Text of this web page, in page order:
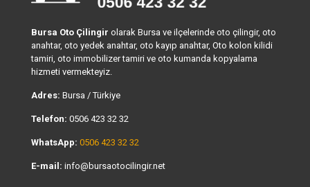
Bursa Oto Çilingir olarak Bursa ve ilçelerinde oto çilingir, oto
anahtar, oto yedek anahtar, oto kayıp anahtar, Oto kolon kilidi
tamiri, oto immobilizer tamiri ve oto kumanda kopyalama
hizmeti vermekteyiz.
Adres: Bursa / Türkiye
Telefon: 0506 423 32 32
WhatsApp: 0506 423 32 32
E-mail: info@bursaotocilingir.net